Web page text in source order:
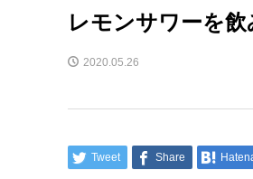
レモンサワーを
2020.05.26
Tweet Share